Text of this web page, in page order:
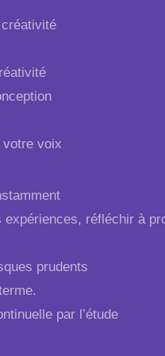
votre voix
expériences, réfléchir à
prudents
par l’étude